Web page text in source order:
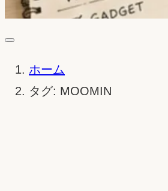
ホーム
タグ: MOOMIN